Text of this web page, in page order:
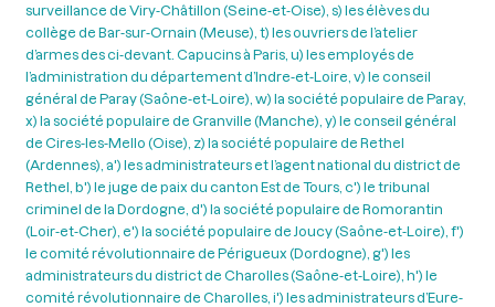
surveillance de Viry-Châtillon (Seine-et-Oise), s) les élèves du
collège de Bar-sur-Ornain (Meuse), t) les ouvriers de l’atelier
d’armes des ci-devant. Capucins à Paris, u) les employés de
l’administration du département d’Indre-et-Loire, v) le conseil
général de Paray (Saône-et-Loire), w) la société populaire de Paray,
x) la société populaire de Granville (Manche), y) le conseil général
de Cires-les-Mello (Oise), z) la société populaire de Rethel
(Ardennes), a') les administrateurs et l’agent national du district de
Rethel, b') le juge de paix du canton Est de Tours, c') le tribunal
criminel de la Dordogne, d') la société populaire de Romorantin
(Loir-et-Cher), e') la société populaire de Joucy (Saône-et-Loire), f')
le comité révolutionnaire de Périgueux (Dordogne), g') les
administrateurs du district de Charolles (Saône-et-Loire), h') le
comité révolutionnaire de Charolles, i') les administrateurs d’Eure-